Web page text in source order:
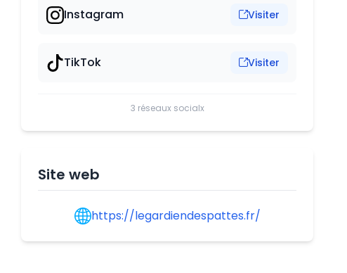
Instagram Visiter
TikTok Visiter
3 réseaux socialx
Site web
https://legardiendespattes.fr/